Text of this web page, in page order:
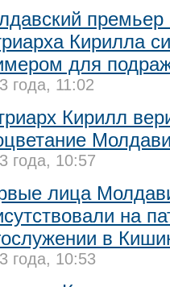
премьер
Кирилла
для
года, 11:02
Кирилл
года, 10:57
лица
на
в
года, 10:53